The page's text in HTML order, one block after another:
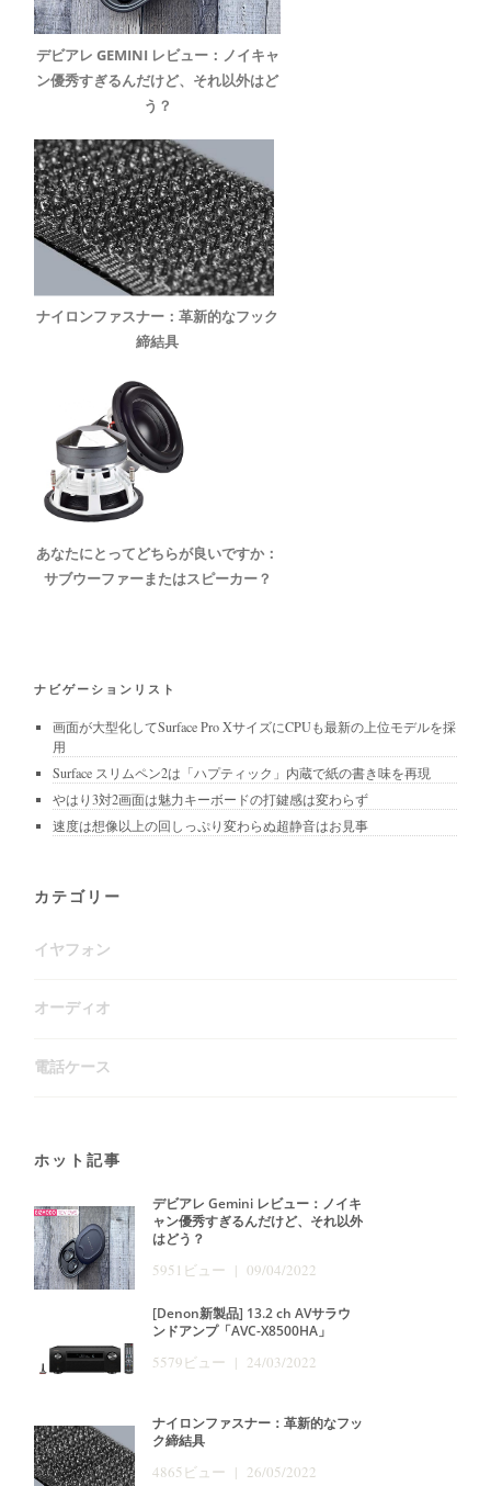
デビアレ GEMINI レビュー：ノイキャ
ン優秀すぎるんだけど、それ以外はど
う？
ナイロンファスナー：革新的なフック
締結具
あなたにとってどちらが良いですか：
サブウーファーまたはスピーカー？
ナビゲーションリスト
画面が大型化してSurface Pro XサイズにCPUも最新の上位モデルを採
用
Surface スリムペン2は「ハプティック」内蔵で紙の書き味を再現
やはり3対2画面は魅力キーボードの打鍵感は変わらず
速度は想像以上の回しっぷり変わらぬ超静音はお見事
カテゴリー
イヤフォン
オーディオ
電話ケース
ホット記事
デビアレ Gemini レビュー：ノイキ
ャン優秀すぎるんだけど、それ以外
はどう？
5951ビュー | 09/04/2022
[Denon新製品] 13.2 ch AVサラウ
ンドアンプ「AVC-X8500HA」
5579ビュー | 24/03/2022
ナイロンファスナー：革新的なフッ
ク締結具
4865ビュー | 26/05/2022